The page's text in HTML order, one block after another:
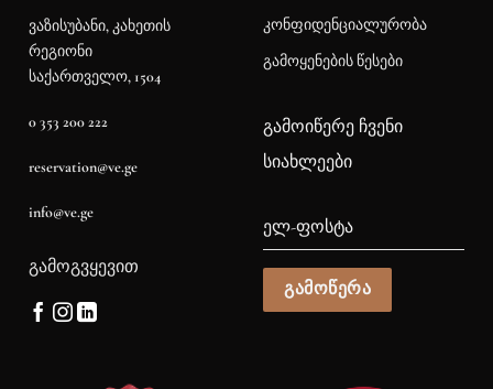
ვაზისუბანი, კახეთის
რეგიონი
საქართველო, 1504
0 353 200 222
reservation@ve.ge
info@ve.ge
კონფიდენციალურობა
გამოყენების წესები
ᲒᲐᲛᲝᲒᲕᲧᲔᲕᲘᲗ
ᲒᲐᲛᲝᲘᲬᲔᲠᲔ ᲩᲕᲔᲜᲘ
ᲡᲘᲐᲮᲚᲔᲔᲑᲘ